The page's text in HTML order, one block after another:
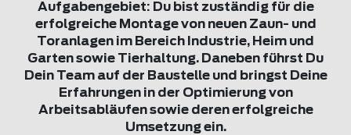
Aufgabengebiet: Du bist zuständig für die
erfolgreiche Montage von neuen Zaun- und
Toranlagen im Bereich Industrie, Heim und
Garten sowie Tierhaltung. Daneben führst Du
Dein Team auf der Baustelle und bringst Deine
Erfahrungen in der Optimierung von
Arbeitsabläufen sowie deren erfolgreiche
Umsetzung ein.